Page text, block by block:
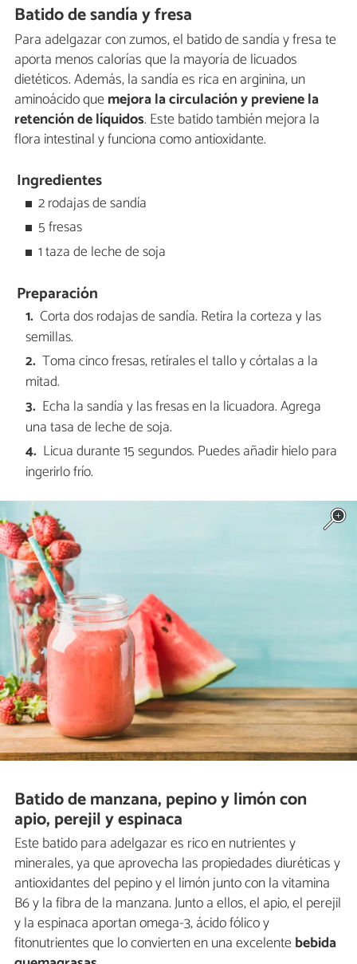
Batido de sandía y fresa
Para adelgazar con zumos, el batido de sandía y fresa te
aporta menos calorías que la mayoría de licuados
dietéticos. Además, la sandía es rica en arginina, un
aminoácido quemejora la circulación y previene la
retención de líquidos. Este batido también mejora la
flora intestinal y funciona como antioxidante.
Ingredientes
2 rodajas de sandía
5 fresas
1 taza de leche de soja
Preparación
Corta dos rodajas de sandía. Retira la corteza y las
semillas.
Toma cinco fresas, retírales el tallo y córtalas a la
mitad.
Echa la sandía y las fresas en la licuadora. Agrega
una tasa de leche de soja.
Licua durante 15 segundos. Puedes añadir hielo para
ingerirlo frío.
Batido de manzana, pepino y limón con
apio, perejil y espinaca
Este batido para adelgazar es rico en nutrientes y
minerales, ya que aprovecha las propiedades diuréticas y
antioxidantes del pepino y el limón junto con la vitamina
B6 y la fibra de la manzana. Junto a ellos, el apio, el perejil
y la espinaca aportan omega-3, ácido fólico y
fitonutrientes que lo convierten en una excelentebebida